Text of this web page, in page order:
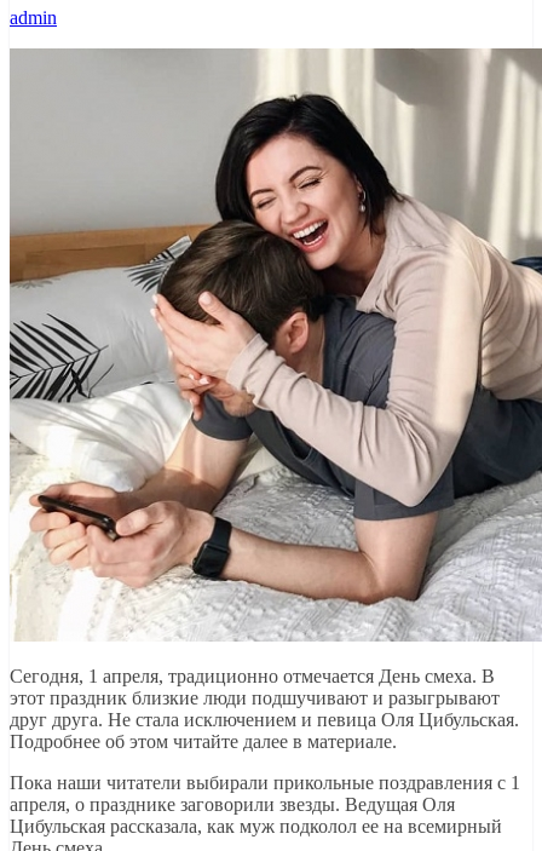
admin
Сегодня, 1 апреля, традиционно отмечается День смеха. В
этот праздник близкие люди подшучивают и разыгрывают
друг друга. Не стала исключением и певица Оля Цибульская.
Подробнее об этом читайте далее в материале.
Пока наши читатели выбирали прикольные поздравления с 1
апреля, о празднике заговорили звезды. Ведущая Оля
Цибульская рассказала, как муж подколол ее на всемирный